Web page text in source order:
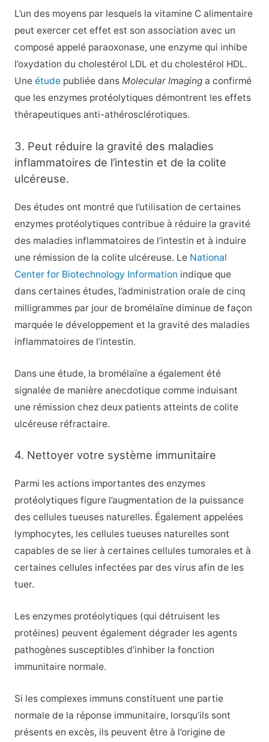
L’un des moyens par lesquels la vitamine C alimentaire
peut exercer cet effet est son association avec un
composé appelé paraoxonase, une enzyme qui inhibe
l’oxydation du cholestérol LDL et du cholestérol HDL.
Une étudepubliée dans Molecular Imaginga confirmé
que les enzymes protéolytiques démontrent les effets
thérapeutiques anti-athérosclérotiques.
3. Peut réduire la gravité des maladies
inflammatoires de l’intestin et de la colite
ulcéreuse.
Des études ont montré que l’utilisation de certaines
enzymes protéolytiques contribue à réduire la gravité
des maladies inflammatoires de l’intestin et à induire
une rémission de la colite ulcéreuse. Le National
Center for Biotechnology Information indique que
dans certaines études, l’administration orale de cinq
milligrammes par jour de bromélaïne diminue de façon
marquée le développement et la gravité des maladies
inflammatoires de l’intestin.
Dans une étude, la bromélaïne a également été
signalée de manière anecdotique comme induisant
une rémission chez deux patients atteints de colite
ulcéreuse réfractaire.
4. Nettoyer votre système immunitaire
Parmi les actions importantes des enzymes
protéolytiques figure l’augmentation de la puissance
des cellules tueuses naturelles. Également appelées
lymphocytes, les cellules tueuses naturelles sont
capables de se lier à certaines cellules tumorales et à
certaines cellules infectées par des virus afin de les
tuer.
Les enzymes protéolytiques (qui détruisent les
protéines) peuvent également dégrader les agents
pathogènes susceptibles d’inhiber la fonction
immunitaire normale.
Si les complexes immuns constituent une partie
normale de la réponse immunitaire, lorsqu’ils sont
présents en excès, ils peuvent être à l’origine de